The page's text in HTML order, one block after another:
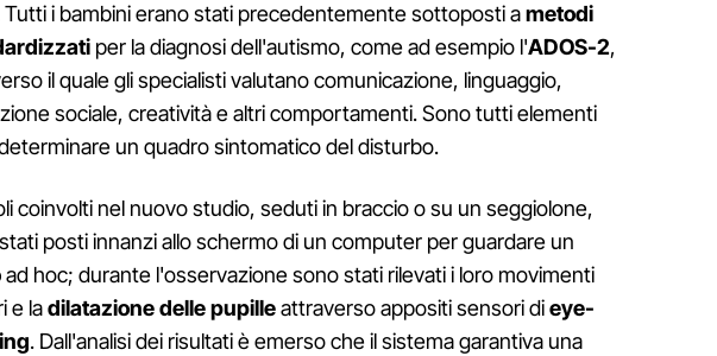
Tutti i bambini erano stati precedentemente sottoposti ametodi
per la diagnosi dell'autismo, come ad esempio l'ADOS-2,
il quale gli specialisti valutano comunicazione, linguaggio,
sociale, creatività e altri comportamenti. Sono tutti elementi
un quadro sintomatico del disturbo.
coinvolti nel nuovo studio, seduti in braccio o su un seggiolone,
posti innanzi allo schermo di un computer per guardare un
ad hoc; durante l'osservazione sono stati rilevati i loro movimenti
e ladilatazione delle pupilleattraverso appositi sensori dieye-
. Dall'analisi dei risultati è emerso che il sistema garantiva una